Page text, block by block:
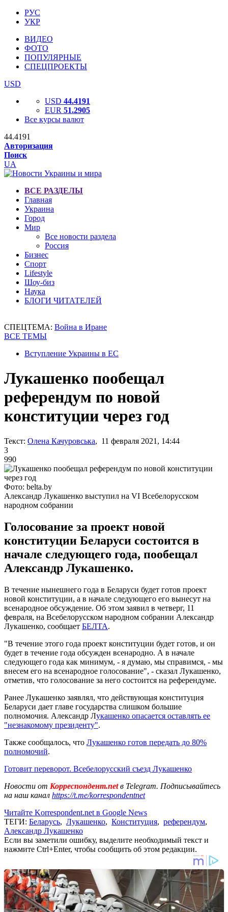
РУС
УКР
ВИДЕО
ФОТО
ПОПУЛЯРНЫЕ
СПЕЦПРОЕКТЫ
USD
USD 44.4191
EUR 51.2905
Все курсы валют
44.4191
Авторизация
Поиск
UA
ВСЕ РАЗДЕЛЫ
Главная
Украина
Город
Мир
Все новости раздела
Россия
Бизнес
Спорт
Lifestyle
Шоу-биз
Наука
БЛОГИ ЧИТАТЕЛЕЙ
СПЕЦТЕМА: Война в Иране
ВСЕ ТЕМЫ
Вступление Украины в ЕС
Лукашенко пообещал
референдум по новой
конституции через год
Текст: Олена Качуровська, 11 февраля 2021, 14:44
3
990
Фото: belta.by
Александр Лукашенко выступил на VI Всебелорусском
народном собрании
Голосование за проект новой
конституции Беларуси состоится в
начале следующего года, пообещал
Александр Лукашенко.
В течение нынешнего года в Беларуси будет готов проект
новой конституции, а в начале следующего его вынесут на
всенародное обсуждение. Об этом заявил в четверг, 11
февраля, на Всебелорусском народном собрании Александр
Лукашенко, сообщает БЕЛТА.
"В течение этого года проект конституции будет готов, и он
будет в течение года обсужден всенародно. А в начале
следующего года как минимум, - я думаю, мы справимся, - мы
внесем его на всенародное голосование", - сказал Лукашенко,
отметив, что голосование за него состоится на референдуме.
Ранее Лукашенко заявлял, что действующая конституция
Беларуси дает главе государства слишком большие
полномочия. Александр Лукашенко опасается оставлять ее
"незнакомому президенту".
Также сообщалось, что Лукашенко готов передать до 80%
полномочий.
Готовит переворот. Всебелорусский съезд Лукашенко
Новости от Корреспондент.netв Telegram. Подписывайтесь
на наш канал https://t.me/korrespondentnet
Читайте Korrespondent.net в Google News
ТЕГИ: Беларусь, Лукашенко, Конституция, референдум,
Александр Лукашенко
Если вы заметили ошибку, выделите необходимый текст и
нажмите Ctrl+Enter, чтобы сообщить об этом редакции.